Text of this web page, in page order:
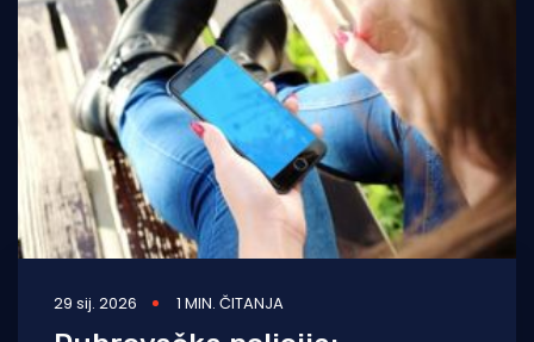
29 sij. 2026 1 MIN. ČITANJA